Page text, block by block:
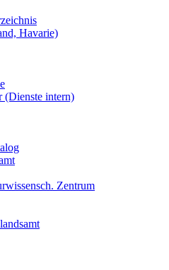
Havarie)
(Dienste intern)
Zentrum